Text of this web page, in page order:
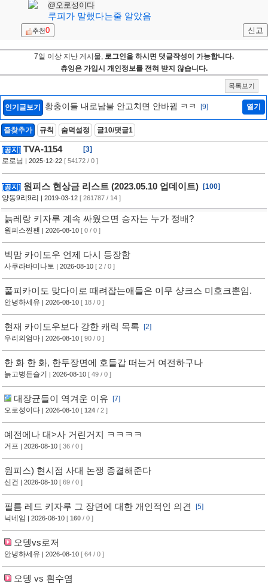
@오로성이다
루피가 말했다는줄 알았음
추천0 신고
7일 이상 지난 게시물, 로그인을 하시면 댓글작성이 가능합니다.
츄잉은 가입시 개인정보를 전혀 받지 않습니다.
목록보기
인기글보기 황충이들 내로남불 안고치면 안바뀜 ㅋㅋ [9] 열기
즐찾추가 규칙 숨덕설정 글10/댓글1
[공지] TVA-1154
[3]
로로님 | 2025-12-22 [ 54172 / 0 ]
[공지] 원피스 현상금 리스트 (2023.05.10 업데이트)
[100]
양동9리9리
| 2019-03-12 [ 261787 / 14 ]
늙레랑 키자루 계속 싸웠으면 승자는 누가 정배?
원피스찐팬 | 2026-08-10 [ 0 / 0 ]
빅맘 카이도우 언제 다시 등장함
사쿠라바미나토 | 2026-08-10 [ 2 / 0 ]
풀피카이도 맞다이로 때려잡는애들은 이무 샹크스 미호크뿐임.
안녕하세유 | 2026-08-10 [ 18 / 0 ]
현재 카이도우보다 강한 캐릭 목록
[2]
우리의엄마 | 2026-08-10 [ 90 / 0 ]
한 화 한 화, 한두장면에 호들갑 떠는거 여전하구나
늙고병든슬기 | 2026-08-10 [ 49 / 0 ]
대장균들이 역겨운 이유
[7]
오로성이다 | 2026-08-10 [ 124 / 2 ]
예전에나 대>사 거린거지 ㅋㅋㅋㅋ
거프 | 2026-08-10 [ 36 / 0 ]
원피스) 현시점 사대 논쟁 종결해준다
신건 | 2026-08-10 [ 69 / 0 ]
필름 레드 키자루 그 장면에 대한 개인적인 의견
[5]
닉네임 | 2026-08-10 [ 160 / 0 ]
오뎅vs로저
안녕하세유 | 2026-08-10 [ 64 / 0 ]
오뎅 vs 흰수염